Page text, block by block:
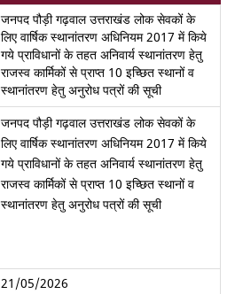
जनपद पौड़ी गढ़वाल उत्तराखंड लोक सेवकों के
लिए वार्षिक स्थानांतरण अधिनियम 2017 में किये
गये प्राविधानों के तहत अनिवार्य स्थानांतरण हेतु
राजस्व कार्मिकों से प्राप्त 10 इच्छित स्थानों व
स्थानांतरण हेतु अनुरोध पत्रों की सूची
जनपद पौड़ी गढ़वाल उत्तराखंड लोक सेवकों के
लिए वार्षिक स्थानांतरण अधिनियम 2017 में किये
गये प्राविधानों के तहत अनिवार्य स्थानांतरण हेतु
राजस्व कार्मिकों से प्राप्त 10 इच्छित स्थानों व
स्थानांतरण हेतु अनुरोध पत्रों की सूची
21/05/2026